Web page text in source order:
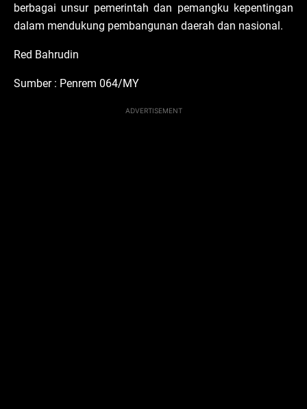
berbagai unsur pemerintah dan pemangku kepentingan
dalam mendukung pembangunan daerah dan nasional.
Red Bahrudin
Sumber : Penrem 064/MY
ADVERTISEMENT